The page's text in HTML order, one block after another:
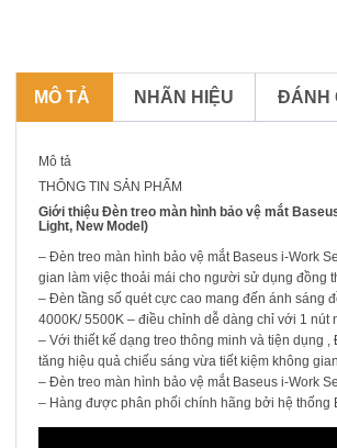
MÔ TẢ NHÃN HIỆU ĐÁNH
Mô tả
THÔNG TIN SẢN PHẨM
Giới thiệu Đèn treo màn hình bảo vệ mắt
Light, New Model)
– Đèn treo màn hình bảo vệ mắt Baseus i-Work
gian làm việc thoải mái cho người sử dụng đồng
– Đèn tầng số quét cực cao mang đến ánh sáng
4000K/ 5500K – điều chỉnh dễ dàng chỉ với 1
– Với thiết kế dạng treo thông minh và tiện dụng
tăng hiệu quả chiếu sáng vừa tiết kiệm không gian
– Đèn treo màn hình bảo vệ mắt Baseus i-Work
– Hàng được phân phối chính hãng bởi hệ thống